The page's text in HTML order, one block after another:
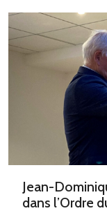
Jean-
dans l’Ordre